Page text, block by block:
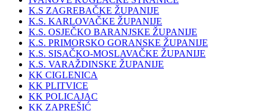
K.S ZAGREBAČKE ŽUPANIJE
K.S. KARLOVAČKE ŽUPANIJE
K.S. OSJEČKO BARANJSKE ŽUPANIJE
K.S. PRIMORSKO GORANSKE ŽUPANIJE
K.S. SISAČKO-MOSLAVAČKE ŽUPANIJE
K.S. VARAŽDINSKE ŽUPANIJE
KK CIGLENICA
KK PLITVICE
KK POLICAJAC
KK ZAPREŠIĆ